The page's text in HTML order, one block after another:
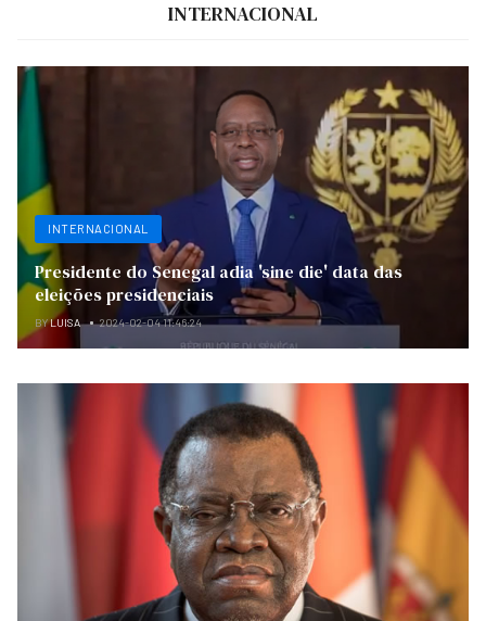
INTERNACIONAL
Presidente do Senegal adia 'sine die' data das
eleições presidenciais
BYLUISA 2024-02-04 11:46:24